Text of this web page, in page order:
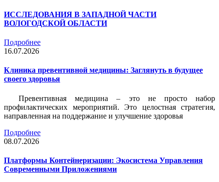
ИССЛЕДОВАНИЯ В ЗАПАДНОЙ ЧАСТИ
ВОЛОГОДСКОЙ ОБЛАСТИ
Подробнее
16.07.2026
Клиника превентивной медицины: Заглянуть в будущее
своего здоровья
Превентивная медицина – это не просто набор
профилактических мероприятий. Это целостная стратегия,
направленная на поддержание и улучшение здоровья
Подробнее
08.07.2026
Платформы Контейнеризации: Экосистема Управления
Современными Приложениями